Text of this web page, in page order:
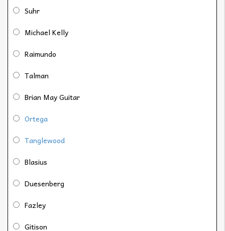
Suhr
Michael Kelly
Raimundo
Talman
Brian May Guitar
Ortega
Tanglewood
Blasius
Duesenberg
Fazley
Gitison